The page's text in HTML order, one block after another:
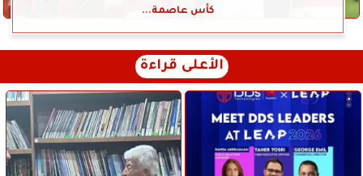
كأس عاصمة...
الأعلى قراءة